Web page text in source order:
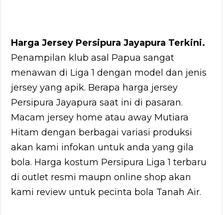
Harga Jersey Persipura Jayapura Terkini.
Penampilan klub asal Papua sangat
menawan di Liga 1 dengan model dan jenis
jersey yang apik. Berapa harga jersey
Persipura Jayapura saat ini di pasaran.
Macam jersey home atau away Mutiara
Hitam dengan berbagai variasi produksi
akan kami infokan untuk anda yang gila
bola. Harga kostum Persipura Liga 1 terbaru
di outlet resmi maupn online shop akan
kami review untuk pecinta bola Tanah Air.